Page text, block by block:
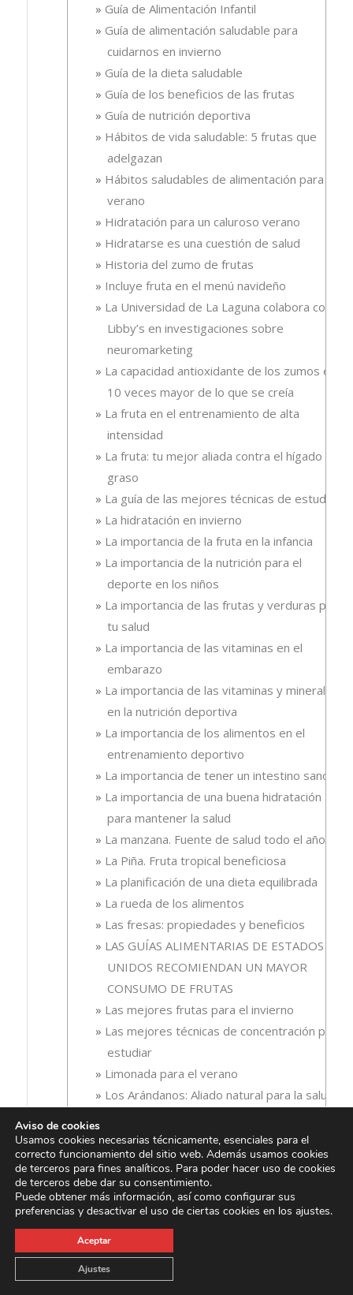
Guía de Alimentación Infantil
Guía de alimentación saludable para
cuidarnos en invierno
Guía de la dieta saludable
Guía de los beneficios de las frutas
Guía de nutrición deportiva
Hábitos de vida saludable: 5 frutas que
adelgazan
Hábitos saludables de alimentación para el
verano
Hidratación para un caluroso verano
Hidratarse es una cuestión de salud
Historia del zumo de frutas
Incluye fruta en el menú navideño
La Universidad de La Laguna colabora con
Libby’s en investigaciones sobre
neuromarketing
La capacidad antioxidante de los zumos es
10 veces mayor de lo que se creía
La fruta en el entrenamiento de alta
intensidad
La fruta: tu mejor aliada contra el hígado
graso
La guía de las mejores técnicas de estudio
La hidratación en invierno
La importancia de la fruta en la infancia
La importancia de la nutrición para el
deporte en los niños
La importancia de las frutas y verduras para
tu salud
La importancia de las vitaminas en el
embarazo
La importancia de las vitaminas y minerales
en la nutrición deportiva
La importancia de los alimentos en el
entrenamiento deportivo
La importancia de tener un intestino sano
La importancia de una buena hidratación
para mantener la salud
La manzana. Fuente de salud todo el año
La Piña. Fruta tropical beneficiosa
La planificación de una dieta equilibrada
La rueda de los alimentos
Las fresas: propiedades y beneficios
LAS GUÍAS ALIMENTARIAS DE ESTADOS
UNIDOS RECOMIENDAN UN MAYOR
CONSUMO DE FRUTAS
Las mejores frutas para el invierno
Las mejores técnicas de concentración para
estudiar
Limonada para el verano
Los Arándanos: Aliado natural para la salud
Los diferentes estados de la fruta y sus
beneficios
Los hidratos de carbono en la alimentación
deportiva
ayunas
Los mejores zumos para deportistas
Aviso de cookies
Usamos cookies necesarias técnicamente, esenciales para el
correcto funcionamiento del sitio web. Además usamos cookies
de terceros para fines analíticos. Para poder hacer uso de cookies
de terceros debe dar su consentimiento.
Puede obtener más información, así como configurar sus
preferencias y desactivar el uso de ciertas cookies en los ajustes.
Aceptar
Ajustes